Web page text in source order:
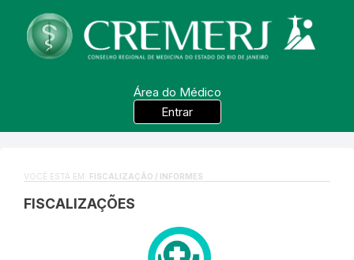
Área do Médico
Entrar
VOCÊ ESTÁ EM: FISCALIZAÇÃO / INFORMES
FISCALIZAÇÕES